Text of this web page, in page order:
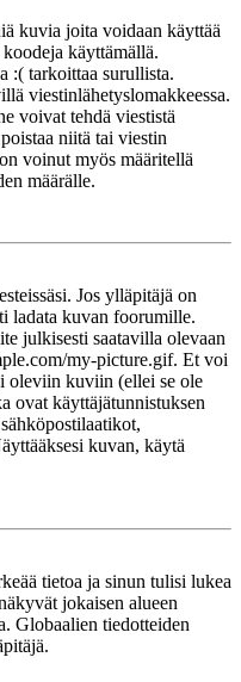
kuvia joita voidaan käyttää
käyttämällä.
:( tarkoittaa surullista.
viestinlähetyslomakkeessa.
voivat tehdä viestistä
niitä tai viestin
voinut myös määritellä
määrälle.
Jos ylläpitäjä on
ladata kuvan foorumille.
julkisesti saatavilla olevaan
my-picture.gif. Et voi
oleviin kuviin (ellei se ole
ovat käyttäjätunnistuksen
kuvan, käytä
tietoa ja sinun tulisi lukea
jokaisen alueen
Globaalien tiedotteiden